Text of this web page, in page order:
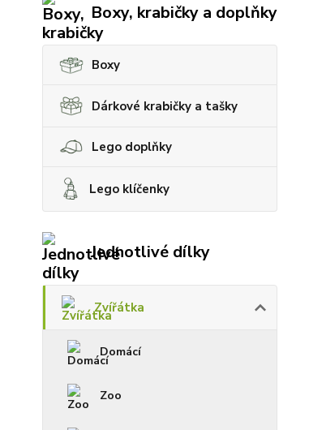
Boxy, krabičky a doplňky
Boxy
Dárkové krabičky a tašky
Lego doplňky
Lego klíčenky
Jednotlivé dílky
Zvířátka
Domácí
Zoo